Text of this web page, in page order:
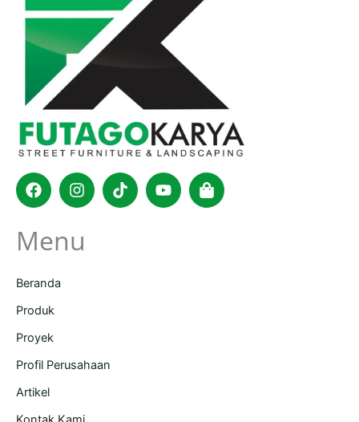
FacebookInstagram
TiktokYoutubeShopping-
bag
Menu
Beranda
Produk
Proyek
Profil Perusahaan
Artikel